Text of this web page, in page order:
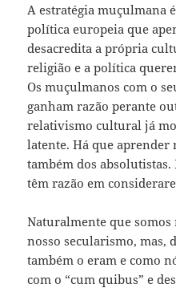
A estratégia muçulmana
política europeia que
desacredita a própria
religião e a política
Os muçulmanos com o
ganham razão perante
relativismo cultural já
latente. Há que aprender
também dos absolutistas.
têm razão em
Naturalmente que somos
nosso secularismo, mas,
também o eram e como
com o “cum quibus” e